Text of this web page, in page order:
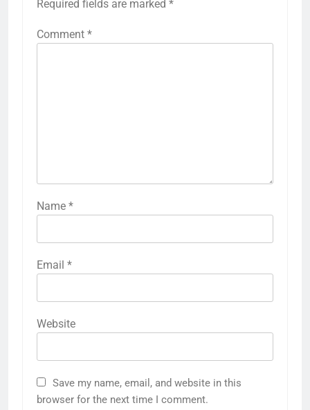
Required fields are marked *
Comment *
Name *
Email *
Website
Save my name, email, and website in this
browser for the next time I comment.